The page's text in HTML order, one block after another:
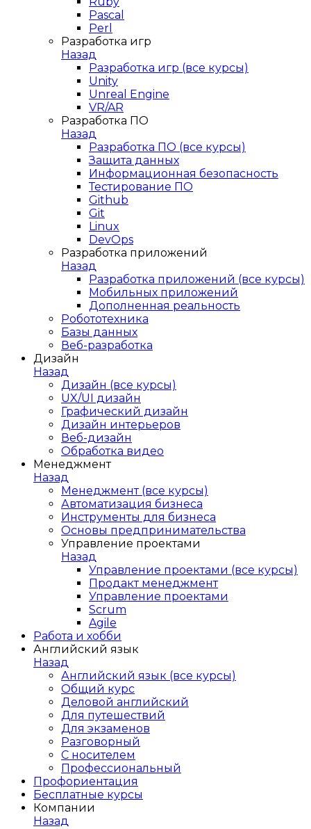
Pascal
Perl
Разработка игр
Назад
Разработка игр (все курсы)
Unity
Unreal Engine
VR/AR
Разработка ПО
Назад
Разработка ПО (все курсы)
Защита данных
Информационная безопасность
Тестирование ПО
Github
Git
Linux
DevOps
Разработка приложений
Назад
Разработка приложений (все курсы)
Мобильных приложений
Дополненная реальность
Робототехника
Базы данных
Веб-разработка
Дизайн
Назад
Дизайн (все курсы)
UX/UI дизайн
Графический дизайн
Дизайн интерьеров
Веб-дизайн
Обработка видео
Менеджмент
Назад
Менеджмент (все курсы)
Автоматизация бизнеса
Инструменты для бизнеса
Основы предпринимательства
Управление проектами
Назад
Управление проектами (все курсы)
Продакт менеджмент
Управление проектами
Scrum
Agile
Работа и хобби
Английский язык
Назад
Английский язык (все курсы)
Общий курс
Деловой английский
Для путешествий
Для экзаменов
Разговорный
С носителем
Профессиональный
Профориентация
Бесплатные курсы
Компании
Назад